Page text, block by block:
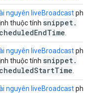
nguyên liveBroadcastphải
thuộc tính snippet.
EndTime
nguyên liveBroadcastphải
thuộc tính snippet.
StartTime
nguyên liveBroadcastphải